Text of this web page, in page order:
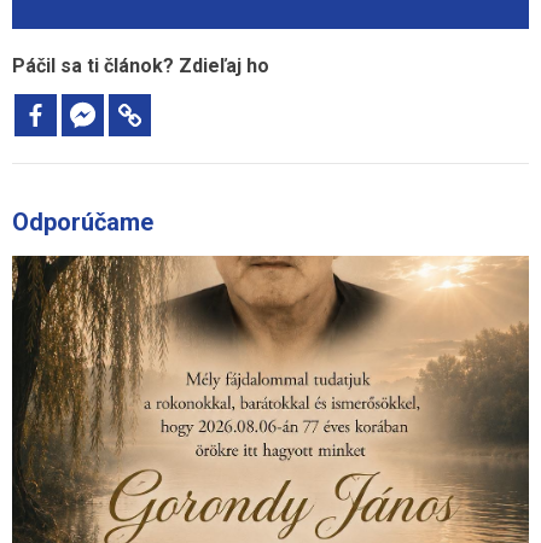
Páčil sa ti článok? Zdieľaj ho
Odporúčame